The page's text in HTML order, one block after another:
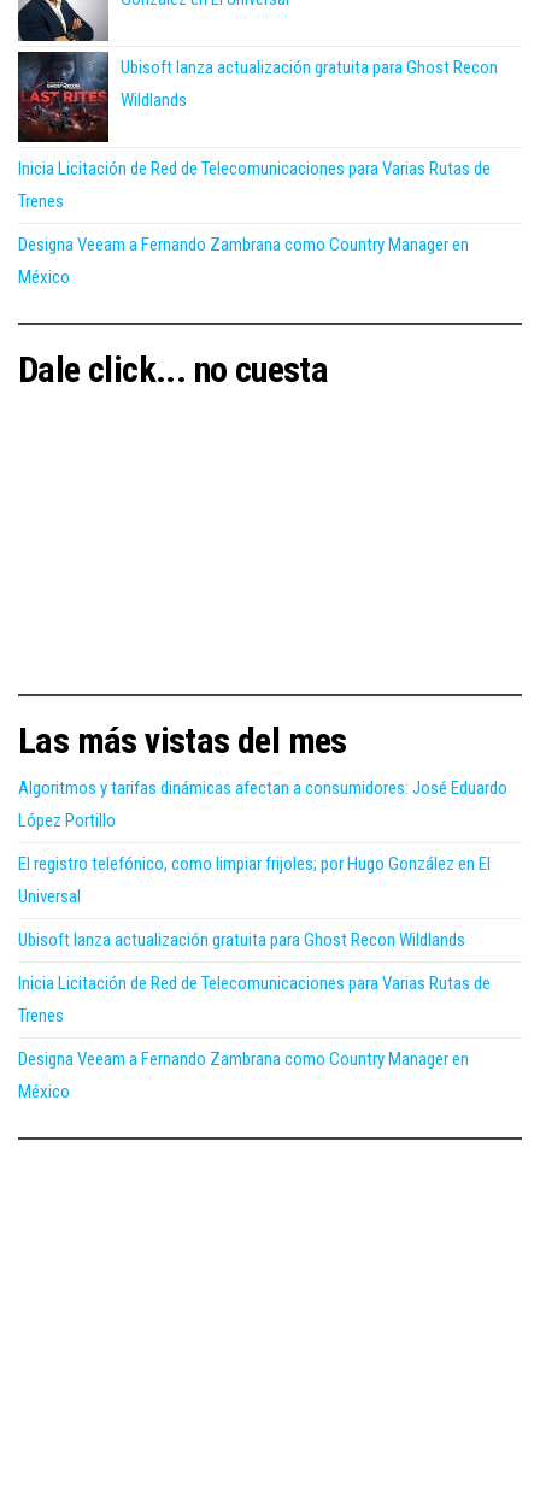
Ubisoft lanza actualización gratuita para Ghost Recon
Wildlands
Inicia Licitación de Red de Telecomunicaciones para Varias Rutas de
Trenes
Designa Veeam a Fernando Zambrana como Country Manager en
México
Dale click... no cuesta
Las más vistas del mes
Algoritmos y tarifas dinámicas afectan a consumidores: José Eduardo
López Portillo
El registro telefónico, como limpiar frijoles; por Hugo González en El
Universal
Ubisoft lanza actualización gratuita para Ghost Recon Wildlands
Inicia Licitación de Red de Telecomunicaciones para Varias Rutas de
Trenes
Designa Veeam a Fernando Zambrana como Country Manager en
México